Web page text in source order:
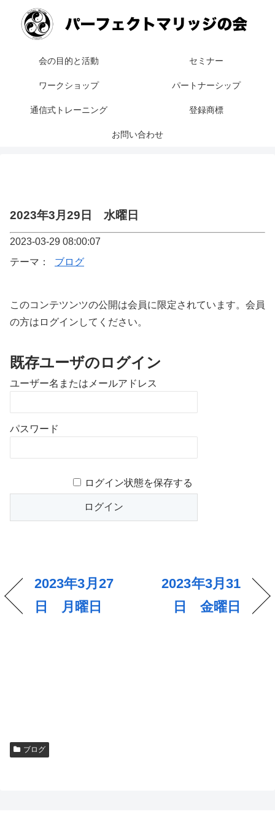
会の目的と活動 セミナー
ワークショップ パートナーシップ
通信式トレーニング 登録商標
お問い合わせ
2023年3月29日 水曜日
2023-03-29 08:00:07
テーマ：
ブログ
このコンテツンツの公開は会員に限定されています。会員
の方はログインしてください。
既存ユーザのログイン
ユーザー名またはメールアドレス
パスワード
ログイン状態を保存する
2023年3月27
日 月曜日
2023年3月31
日 金曜日
ブログ